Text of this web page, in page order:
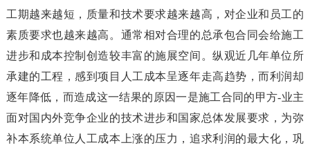
工期越来越短，质量和技术要求越来越高，对企业和员工的
素质要求也越来越高。通常相对合理的总承包合同会给施工
进步和成本控制创造较丰富的施展空间。纵观近几年单位所
承建的工程，感到项目人工成本呈逐年走高趋势，而利润却
逐年降低，而造成这一结果的原因一是施工合同的甲方-业主
面对国内外竞争企业的技术进步和国家总体发展要求，为弥
补本系统单位人工成本上涨的压力，追求利润的最大化，巩